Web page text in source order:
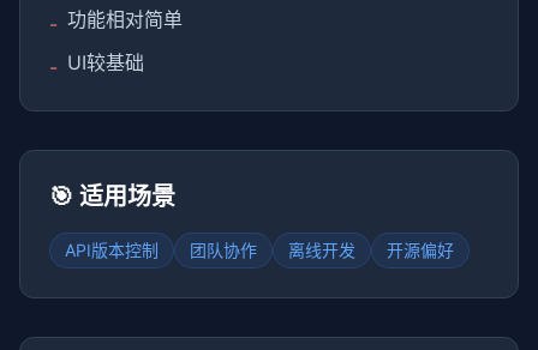
- 功能相对简单
- UI较基础
🎯 适用场景
API版本控制 团队协作 离线开发 开源偏好